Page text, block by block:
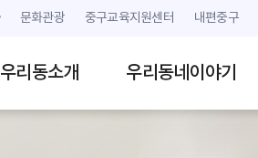
문화관광 중구교육지원센터 내편중구
우리동소개 우리동네이야기